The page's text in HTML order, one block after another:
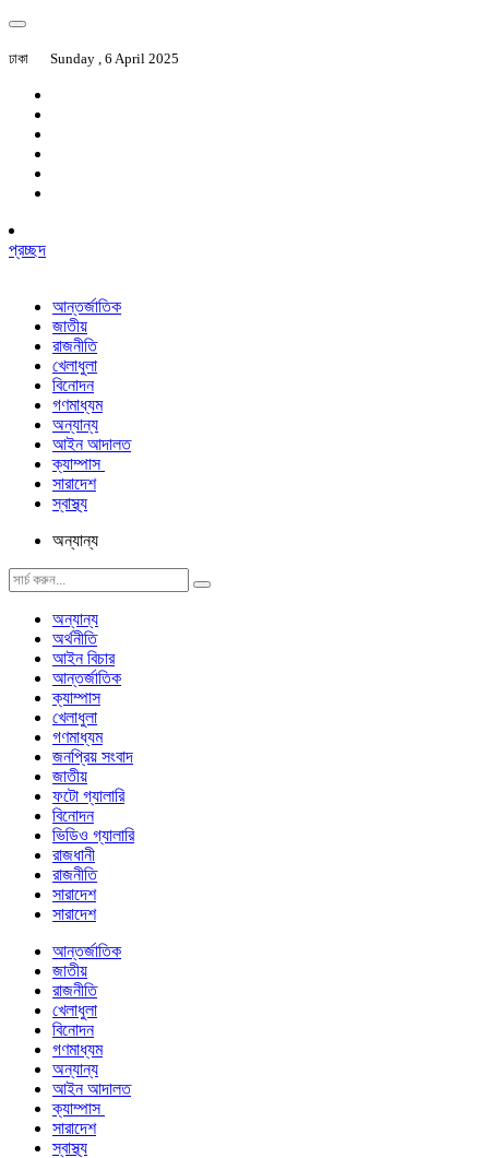
ঢাকা Sunday , 6 April 2025
প্রচ্ছদ
আন্তর্জাতিক
জাতীয়
রাজনীতি
খেলাধুলা
বিনোদন
গণমাধ্যম
অন্যান্য
আইন আদালত
ক্যাম্পাস
সারাদেশ
স্বাস্থ্য
অন্যান্য
অন্যান্য
অর্থনীতি
আইন বিচার
আন্তর্জাতিক
ক্যাম্পাস
খেলাধুলা
গণমাধ্যম
জনপ্রিয় সংবাদ
জাতীয়
ফটো গ্যালারি
বিনোদন
ভিডিও গ্যালারি
রাজধানী
রাজনীতি
সারাদেশ
সারাদেশ
আন্তর্জাতিক
জাতীয়
রাজনীতি
খেলাধুলা
বিনোদন
গণমাধ্যম
অন্যান্য
আইন আদালত
ক্যাম্পাস
সারাদেশ
স্বাস্থ্য